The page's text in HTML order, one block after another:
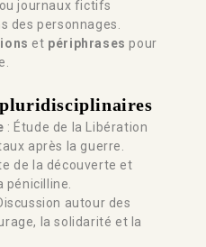
journaux fictifs
des personnages.
et périphrases pour
: Étude de la Libération
après la guerre.
de la découverte et
pénicilline.
autour des
la solidarité et la